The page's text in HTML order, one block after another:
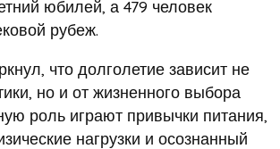
юбилей, а 479 человек
рубеж.
что долголетие зависит не
но и от жизненного выбора
роль играют привычки питания,
нагрузки и осознанный